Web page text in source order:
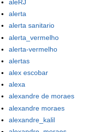
aleRJ
alerta
alerta sanitario
alerta_vermelho
alerta-vermelho
alertas
alex escobar
alexa
alexandre de moraes
alexandre moraes
alexandre_kalil